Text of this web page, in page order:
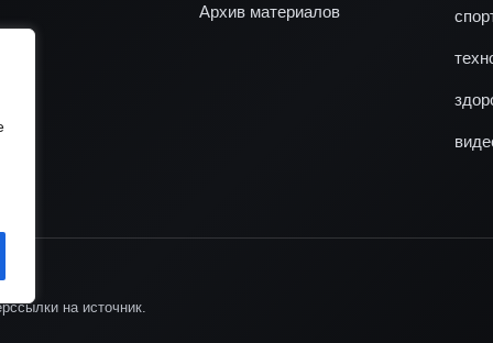
Архив материалов
на источник.